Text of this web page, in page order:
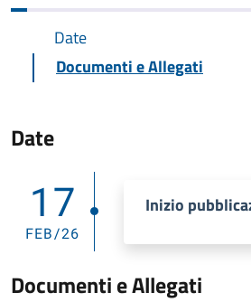
Date
Documenti e Allegati
Date
17
FEB/26
Inizio
Documenti e Allegati